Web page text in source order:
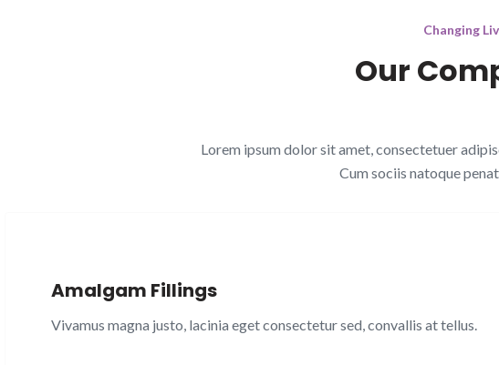
Changing
Our
Lorem ipsum dolor sit amet, consectetuer
Cum sociis natoque
Amalgam Fillings
Vivamus magna justo, lacinia eget consectetur sed, convallis at tellus.